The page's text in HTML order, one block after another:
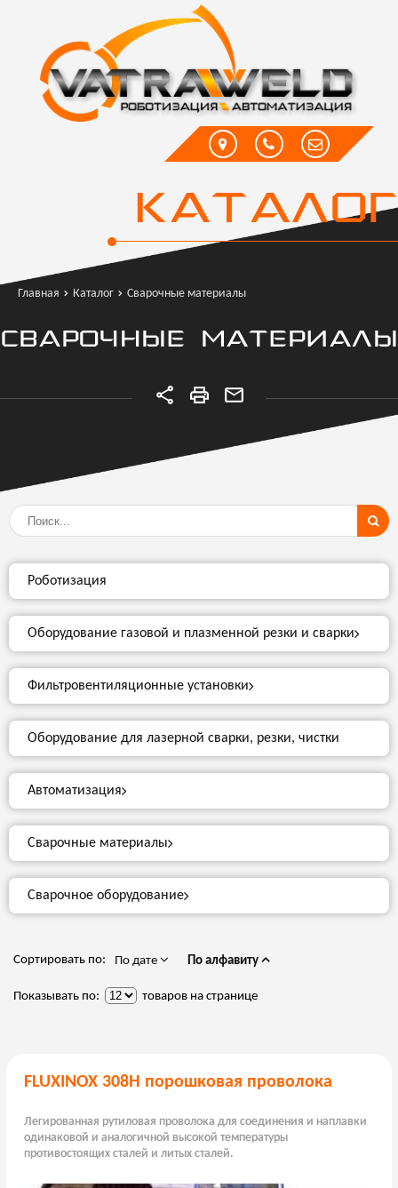
КАТАЛОГ
Главная Каталог Сварочные материалы
СВАРОЧНЫЕ МАТЕРИАЛЫ
Роботизация
Оборудование газовой и плазменной резки и сварки
Фильтровентиляционные установки
Оборудование для лазерной сварки, резки, чистки
Автоматизация
Сварочные материалы
Сварочное оборудование
Сортировать по: По дате По алфавиту
Показывать по: товаров на странице
FLUXINOX 308H порошковая проволока
Легированная рутиловая проволока для соединения и наплавки
одинаковой и аналогичной высокой температуры
противостоящих сталей и литых сталей.